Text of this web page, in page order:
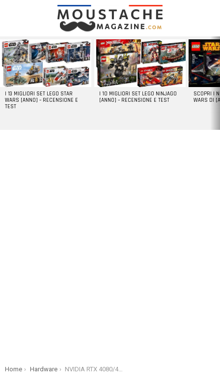
LATEST
STORIES
I 13 MIGLIORI SET LEGO STAR
WARS [ANNO] – RECENSIONE E
TEST
I 10 MIGLIORI SET LEGO NINJAGO
[ANNO] – RECENSIONE E TEST
SCOPRI I
WARS DI
You are here:
Home Hardware NVIDIA RTX 4080/4070 Ti entra en la lista de las 10 GPU más vendidas en Steam, AMD aumenta su cuota de CPU Linux